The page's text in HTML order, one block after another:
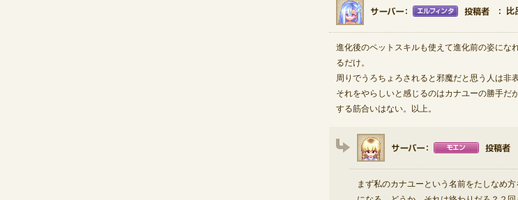
比
進化後のペットスキルも使えて進化前の姿にな
るだけ。
周りでうろちょろされると邪魔だと思う人は非
それをやらしいと感じるのはカナユーの勝手だ
する筋合いはない。以上。
まず私のカナユーという名前をたしなめ